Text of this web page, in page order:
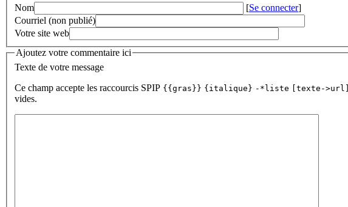
Nom
[Se connecter]
Courriel (non publié)
Votre site web
Ajoutez votre commentaire ici
Texte de votre message
Ce champ accepte les raccourcis SPIP {{gras}} {italique} -*liste [texte->url]
vides.